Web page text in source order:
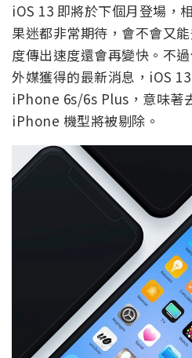
iOS 13 即將於下個月登場，
果迷都非常期待，會不會又
度傳出速度還會再變快。不
外媒獲得的最新消息，iOS
iPhone 6s/6s Plus，意味著
iPhone 機型將被剔除。